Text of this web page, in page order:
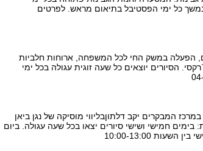
עד 20:00. הסדנה – במשך כל ימי הפסטיבל בתיאום מראש. לפרטים
הפעלה במשק החי לכל המשפחה, ארוחות חלביות
הסיורים יוצאים כל שעה זוגית עגולה בכל ימי
במרכז המבקרים יקב דלתוןבליווי מוסיקה של נגן ביאן
בימים חמישי ושישי סיורים יצאו בכל שעה עגולה. ביום